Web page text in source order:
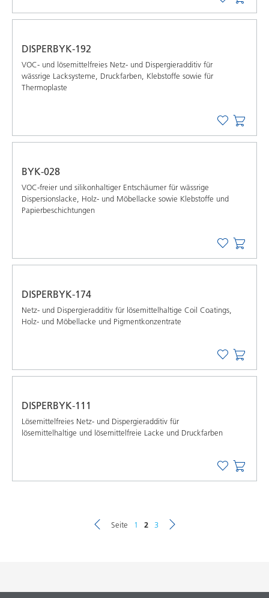
DISPERBYK-192
VOC- und lösemittelfreies Netz- und Dispergieradditiv für
wässrige Lacksysteme, Druckfarben, Klebstoffe sowie für
Thermoplaste
BYK-028
VOC-freier und silikonhaltiger Entschäumer für wässrige
Dispersionslacke, Holz- und Möbellacke sowie Klebstoffe und
Papierbeschichtungen
DISPERBYK-174
Netz- und Dispergieradditiv für lösemittelhaltige Coil Coatings,
Holz- und Möbellacke und Pigmentkonzentrate
DISPERBYK-111
Lösemittelfreies Netz- und Dispergieradditiv für
lösemittelhaltige und lösemittelfreie Lacke und Druckfarben
Seite 1 2 3